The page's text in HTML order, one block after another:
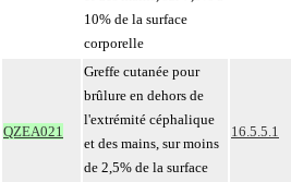
10% de la surface
corporelle
QZEA021
Greffe cutanée pour
brûlure en dehors de
l'extrémité céphalique
et des mains, sur moins
de 2,5% de la surface
16.5.5.1